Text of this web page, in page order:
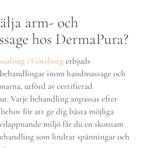
arm- och
hos DermaPura?
i Göteborgerbjuds
inom handmassage och
utförd av certifierad
Varje behandling anpassas efter
för att ge dig bästa möjliga
miljö får du en skonsam
som lindrar spänningar och